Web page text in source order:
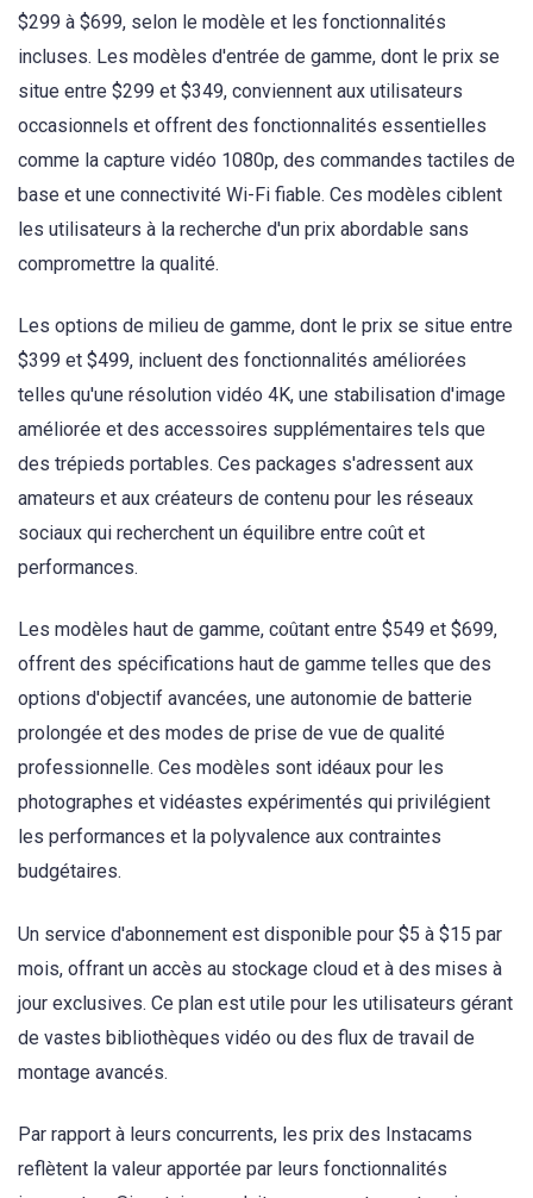
$299 à $699, selon le modèle et les fonctionnalités
incluses. Les modèles d'entrée de gamme, dont le prix se
situe entre $299 et $349, conviennent aux utilisateurs
occasionnels et offrent des fonctionnalités essentielles
comme la capture vidéo 1080p, des commandes tactiles de
base et une connectivité Wi-Fi fiable. Ces modèles ciblent
les utilisateurs à la recherche d'un prix abordable sans
compromettre la qualité.
Les options de milieu de gamme, dont le prix se situe entre
$399 et $499, incluent des fonctionnalités améliorées
telles qu'une résolution vidéo 4K, une stabilisation d'image
améliorée et des accessoires supplémentaires tels que
des trépieds portables. Ces packages s'adressent aux
amateurs et aux créateurs de contenu pour les réseaux
sociaux qui recherchent un équilibre entre coût et
performances.
Les modèles haut de gamme, coûtant entre $549 et $699,
offrent des spécifications haut de gamme telles que des
options d'objectif avancées, une autonomie de batterie
prolongée et des modes de prise de vue de qualité
professionnelle. Ces modèles sont idéaux pour les
photographes et vidéastes expérimentés qui privilégient
les performances et la polyvalence aux contraintes
budgétaires.
Un service d'abonnement est disponible pour $5 à $15 par
mois, offrant un accès au stockage cloud et à des mises à
jour exclusives. Ce plan est utile pour les utilisateurs gérant
de vastes bibliothèques vidéo ou des flux de travail de
montage avancés.
Par rapport à leurs concurrents, les prix des Instacams
reflètent la valeur apportée par leurs fonctionnalités